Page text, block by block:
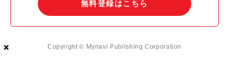
×
×
×
無料登録はこちら
Copyright © Mynavi Publishing Corporation